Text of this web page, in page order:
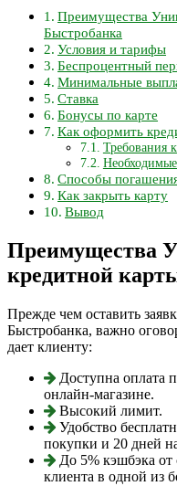
Преимущества
Быстробанка
Условия и тарифы
Беспроцентный
Минимальные
Ставка
Бонусы по карте
Как оформить
Требования
Способы
Как закрыть карту
Вывод
Преимущества
кредитной
Прежде чем оставить
Быстробанка, важно
дает клиенту:
Доступна оплата
онлайн-магазине.
Высокий лимит.
Удобство
покупки и 20 дней
До 5% кэшбэка
клиента в одной из